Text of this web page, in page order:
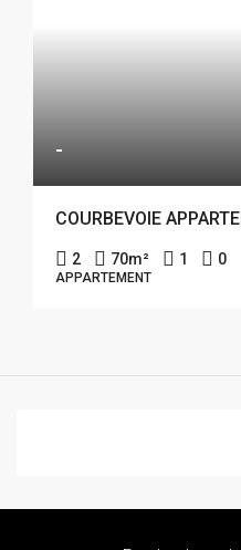
-
COURBEVOIE
2 70m² 1 0
APPARTEMENT